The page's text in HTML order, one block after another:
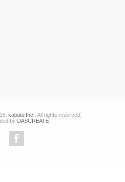
kabuto Inc.
. All rights reserved.
by DASCREATE